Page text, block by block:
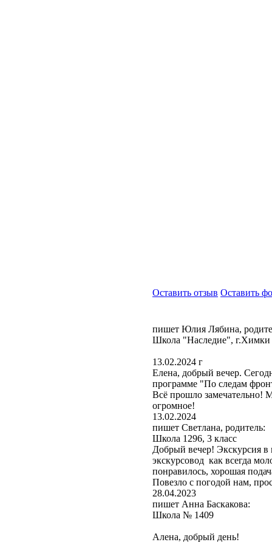
Оставить отзыв Оставить
пишет Юлия Лябина,
Школа "Наследие", г.Химки
13.02.2024 г
Елена, добрый вечер.
программе "По следам
Всё прошло замечательно!
огромное!
13.02.2024
пишет Светлана, родитель:
Школа 1296, 3 класс
Добрый вечер! Экскурсия
экскурсовод как всегда
понравилось, хорошая
Повезло с погодой нам,
28.04.2023
пишет Анна Баскакова:
Школа № 1409
Алена, добрый день!